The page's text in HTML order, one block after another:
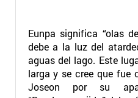
Eunpa significa “olas
debe a la luz del
aguas del lago. Este
larga y se cree que fue
Joseon por su